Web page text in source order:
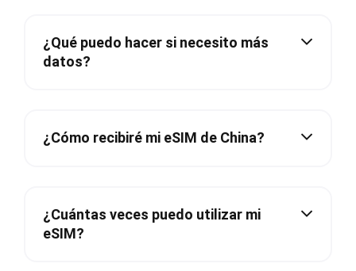
¿Qué puedo hacer si necesito más
datos?
¿Cómo recibiré mi eSIM de China?
¿Cuántas veces puedo utilizar mi
eSIM?